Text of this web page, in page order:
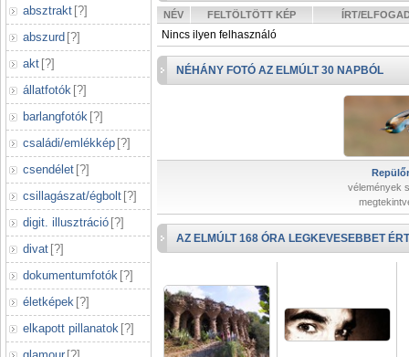
absztrakt [?]
abszurd [?]
akt [?]
állatfotók [?]
barlangfotók [?]
családi/emlékkép [?]
csendélet [?]
csillagászat/égbolt [?]
digit. illusztráció [?]
divat [?]
dokumentumfotók [?]
életképek [?]
elkapott pillanatok [?]
NÉV FELTÖLTÖTT KÉP ÍRT/
Nincs ilyen felhasználó
NÉHÁNY FOTÓ AZ ELMÚLT 30 NAPBÓL
vélemények
AZ ELMÚLT 168 ÓRA LEGKEVESEBBET